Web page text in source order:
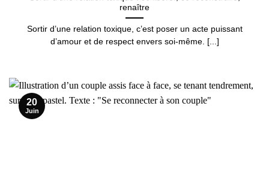
renaître
Sortir d’une relation toxique, c’est poser un acte puissant
d’amour et de respect envers soi-même. [...]
20
Juin